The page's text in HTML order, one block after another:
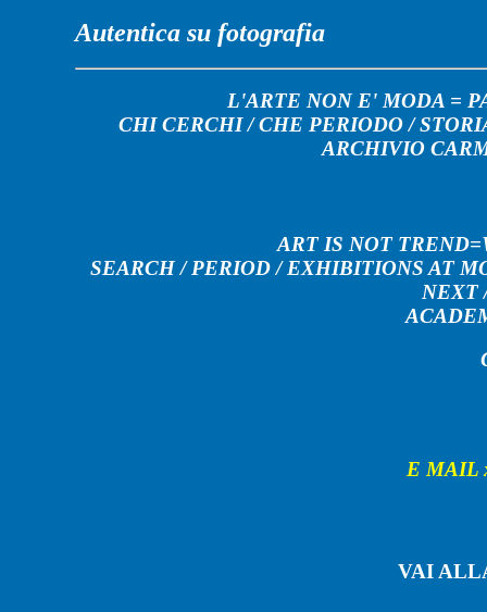
Autentica su fotografia
L'ARTE NON E' MODA =
CHI CERCHI /CHE PERIODO/
ARCHIVIO
ART IS NOT
SEARCH /PERIOD/EXHIBITIONS AT
NEXT
E MAIL
VAI